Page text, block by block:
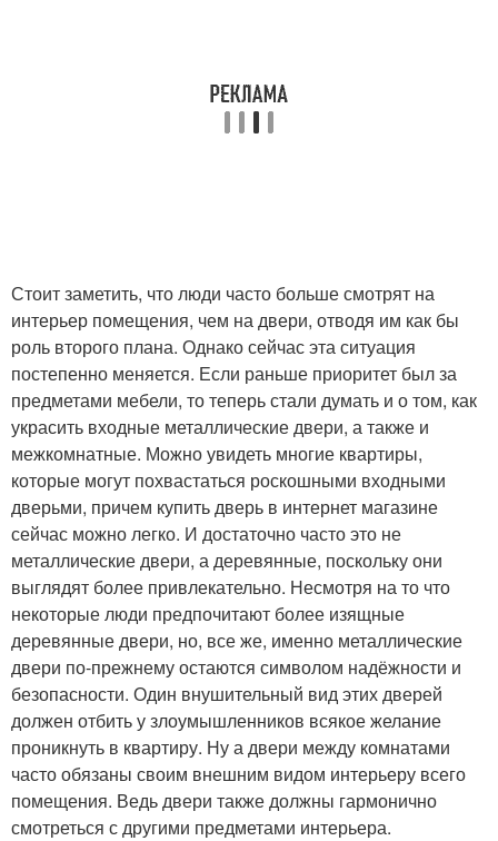
Стоит заметить, что люди часто больше смотрят на
интерьер помещения, чем на двери, отводя им как бы
роль второго плана. Однако сейчас эта ситуация
постепенно меняется. Если раньше приоритет был за
предметами мебели, то теперь стали думать и о том, как
украсить входные металлические двери, а также и
межкомнатные. Можно увидеть многие квартиры,
которые могут похвастаться роскошными входными
дверьми, причем купить дверь в интернет магазине
сейчас можно легко. И достаточно часто это не
металлические двери, а деревянные, поскольку они
выглядят более привлекательно. Несмотря на то что
некоторые люди предпочитают более изящные
деревянные двери, но, все же, именно металлические
двери по-прежнему остаются символом надёжности и
безопасности. Один внушительный вид этих дверей
должен отбить у злоумышленников всякое желание
проникнуть в квартиру. Ну а двери между комнатами
часто обязаны своим внешним видом интерьеру всего
помещения. Ведь двери также должны гармонично
смотреться с другими предметами интерьера.